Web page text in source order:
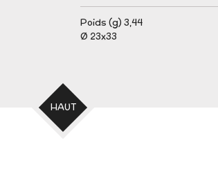
Poids (g) 3,44
Ø 23x33
HAUT